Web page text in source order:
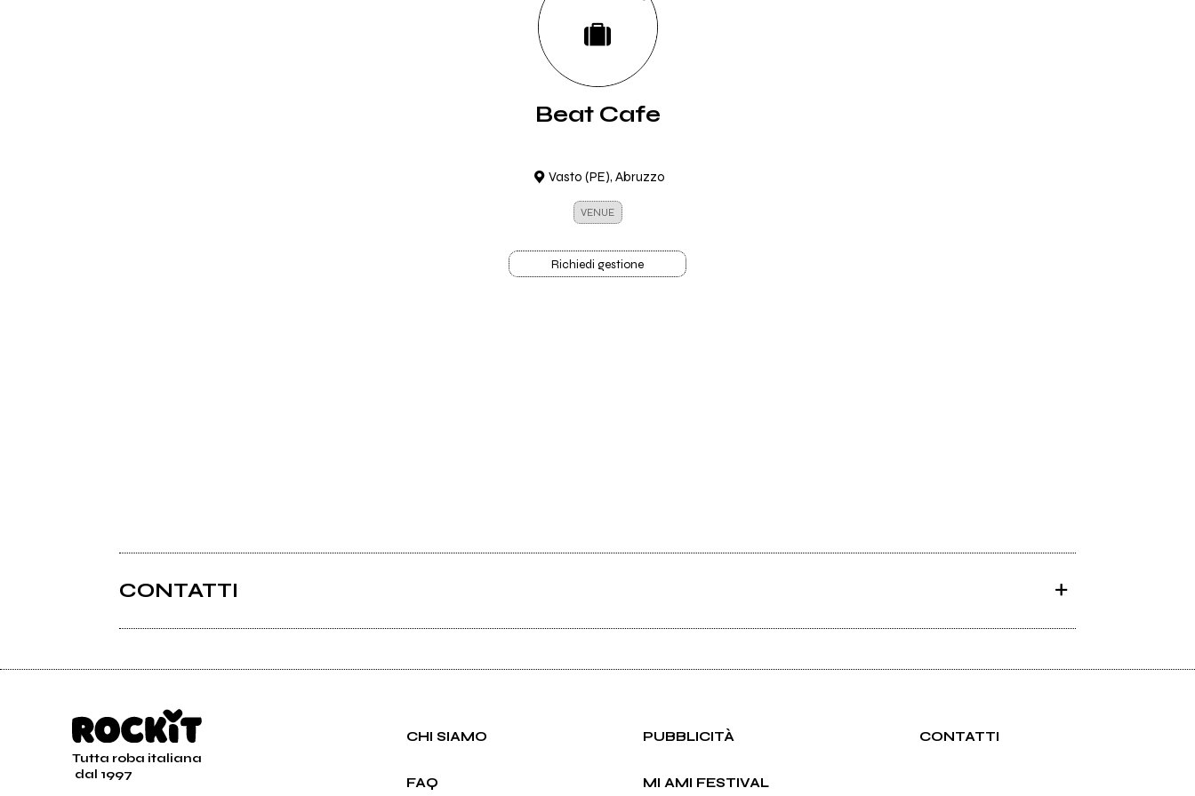
Beat Cafe
Vasto (PE), Abruzzo
VENUE
Richiedi gestione
CONTATTI
Tutta roba italiana
dal 1997
CHI SIAMO PUBBLICITÀ CONTATTI
FAQ MI AMI FESTIVAL